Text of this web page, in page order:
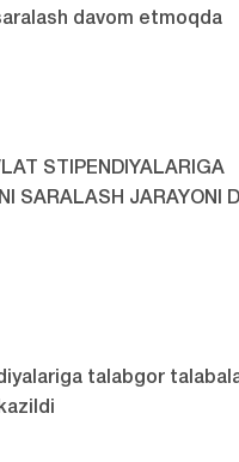
davom etmoqda
STIPENDIYALARIGA
SARALASH JARAYONI
talabgor